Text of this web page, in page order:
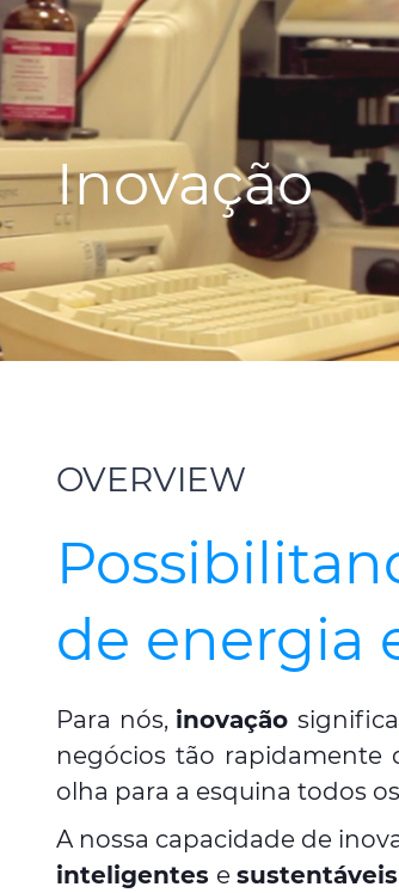
Inovação
OVERVIEW
de energia
Para nós, inovação
negócios tão rapidamente
olha para a esquina todos
A nossa capacidade de
inteligentes e sustentáveis